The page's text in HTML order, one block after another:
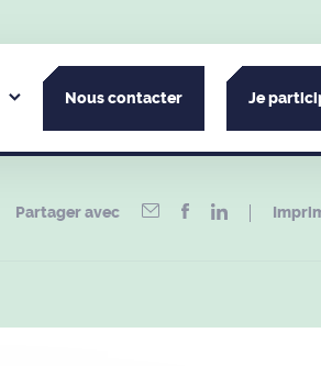
Nous contacter Je
Partager avec